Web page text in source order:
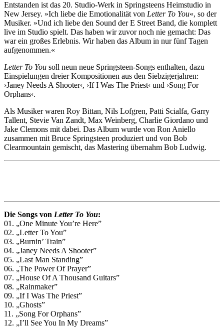
Entstanden ist das 20. Studio-Werk in Springsteens Heimstudio in
New Jersey. »Ich liebe die Emotionalität von Letter To You«, so der
Musiker. »Und ich liebe den Sound der E Street Band, die komplett
live im Studio spielt. Das haben wir zuvor noch nie gemacht: Das
war ein großes Erlebnis. Wir haben das Album in nur fünf Tagen
aufgenommen.«
Letter To You soll neun neue Springsteen-Songs enthalten, dazu
Einspielungen dreier Kompositionen aus den Siebzigerjahren:
›Janey Needs A Shooter‹, ›If I Was The Priest‹ und ›Song For
Orphans‹.
Als Musiker waren Roy Bittan, Nils Lofgren, Patti Scialfa, Garry
Tallent, Stevie Van Zandt, Max Weinberg, Charlie Giordano und
Jake Clemons mit dabei. Das Album wurde von Ron Aniello
zusammen mit Bruce Springsteen produziert und von Bob
Clearmountain gemischt, das Mastering übernahm Bob Ludwig.
Die Songs von Letter To You:
01. „One Minute You’re Here”
02. „Letter To You”
03. „Burnin’ Train”
04. „Janey Needs A Shooter”
05. „Last Man Standing”
06. „The Power Of Prayer”
07. „House Of A Thousand Guitars”
08. „Rainmaker”
09. „If I Was The Priest”
10. „Ghosts”
11. „Song For Orphans”
12. „I’ll See You In My Dreams”